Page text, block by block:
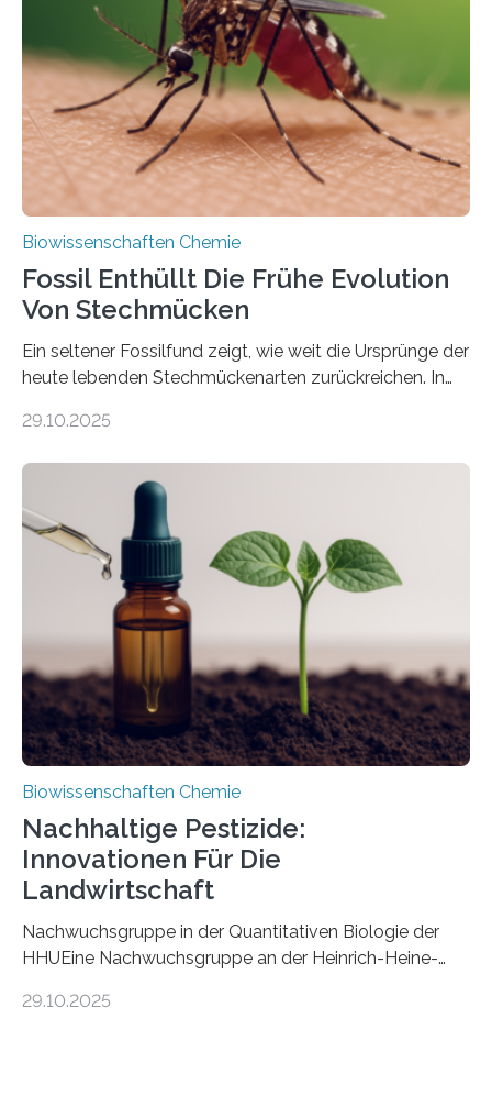
die noch heute in der Natur vorkommt: die
Süßwasseralge Coleochaetophyceae. Einige Arten
dieser Gruppe bilden aus Zellfäden dichte Geflechte
mit scheibenförmiger Gestalt. Was auffällig ist: Die
nächsten…
Biowissenschaften Chemie
Fossil Enthüllt Die Frühe Evolution
Von Stechmücken
Ein seltener Fossilfund zeigt, wie weit die Ursprünge der
heute lebenden Stechmückenarten zurückreichen. In
Forschende die bisher älteste bekannte Stechmücken-
Region Kachin in Myanmar und hat sich in
ausgezeichnetem Zustand erhalten. Es konnte als neue
Art einer neuen Gattung beschrieben werden und trägt
nun den Namen Cretosabethes primaevus. Dieser erste
fossile Nachweis einer Stechmückenlarve in Bernstein
stellt gleichzeitig den ersten Fossilfund einer
Mückenlarve aus dem Mesozoikum dar, denn…
29.10.2025
Biowissenschaften Chemie
Nachhaltige Pestizide:
Innovationen Für Die
Landwirtschaft
Nachwuchsgruppe in der Quantitativen Biologie der
HHUEine Nachwuchsgruppe an der Heinrich-Heine-
fünf Jahren erforschen, wie Bakterien auf
29.10.2025